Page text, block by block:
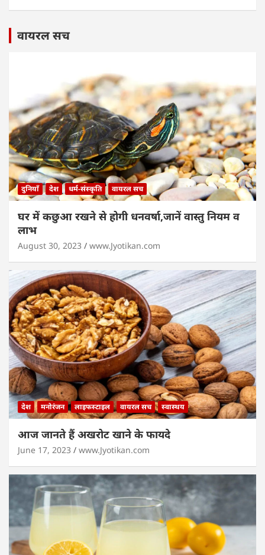
वायरल सच
दुनियाँ देश धर्म-संस्कृति वायरल सच
घर में कछुआ रखने से होगी धनवर्षा,जानें वास्तु नियम व
लाभ
August 30, 2023 www.Jyotikan.com
देश मनोरंजन लाइफस्टाइल वायरल सच स्वास्थय
आज जानते हैं अखरोट खाने के फायदे
June 17, 2023 www.Jyotikan.com